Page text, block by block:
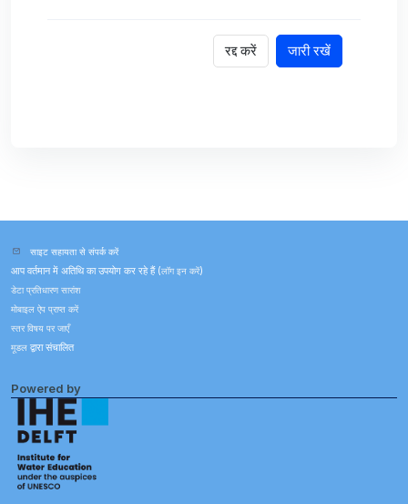
रद्द करें जारी रखें
साइट सहायता से संपर्क करें
आप वर्तमान में अतिथि का उपयोग कर रहे हैं (लॉग इन करें)
डेटा प्रतिधारण सारांश
मोबाइल ऐप प्राप्त करें
स्तर विषय पर जाएँ
मूडल द्वारा संचालित
Powered by